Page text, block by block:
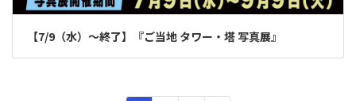
【7/9（水）～終了】『ご当地 タワー・塔 写真展』